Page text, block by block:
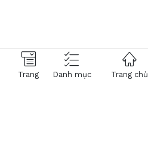
Trang Danh mục Trang chủ